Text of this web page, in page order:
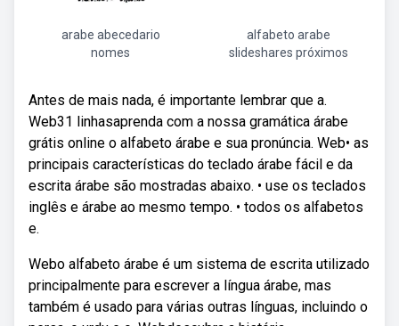
arabe abecedario
nomes
alfabeto arabe
slideshares próximos
Antes de mais nada, é importante lembrar que a.
Web31 linhasaprenda com a nossa gramática árabe
grátis online o alfabeto árabe e sua pronúncia. Web• as
principais características do teclado árabe fácil e da
escrita árabe são mostradas abaixo. • use os teclados
inglês e árabe ao mesmo tempo. • todos os alfabetos
e.
Webo alfabeto árabe é um sistema de escrita utilizado
principalmente para escrever a língua árabe, mas
também é usado para várias outras línguas, incluindo o